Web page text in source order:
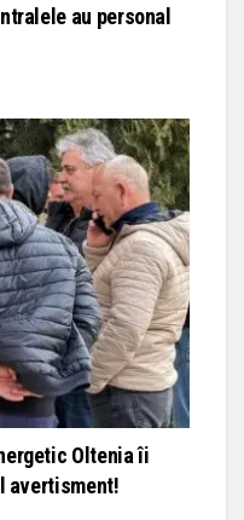
au personal
Oltenia îi
avertisment!